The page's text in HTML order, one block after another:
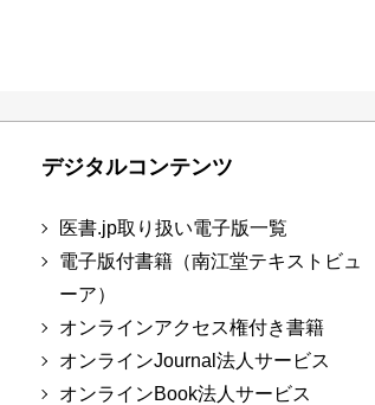
デジタルコンテンツ
医書.jp取り扱い電子版一覧
電子版付書籍（南江堂テキストビュ
ーア）
オンラインアクセス権付き書籍
オンラインJournal法人サービス
オンラインBook法人サービス